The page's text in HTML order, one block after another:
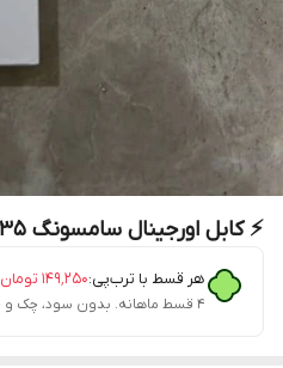
⚡️ کابل اورجینال سامسونگ A35 | دو سر Type-C ⚡️
هر قسط با ترب‌پی:۱۴۹٬۲۵۰ تومان
۴ قسط ماهانه. بدون سود، چک و ضامن.